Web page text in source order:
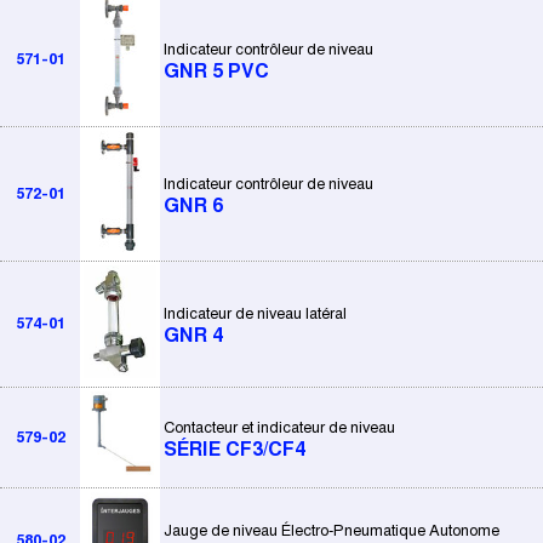
571-01
Indicateur contrôleur de niveau
GNR 5 PVC
572-01
Indicateur contrôleur de niveau
GNR 6
574-01
Indicateur de niveau latéral
GNR 4
579-02
Contacteur et indicateur de niveau
SÉRIE CF3/CF4
Jauge de niveau Électro-Pneumatique Autonome